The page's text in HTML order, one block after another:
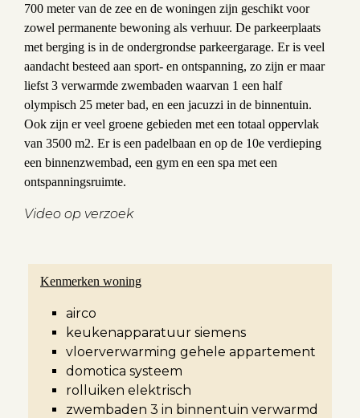
700 meter van de zee en de woningen zijn geschikt voor
zowel permanente bewoning als verhuur. De parkeerplaats
met berging is in de ondergrondse parkeergarage. Er is veel
aandacht besteed aan sport- en ontspanning, zo zijn er maar
liefst 3 verwarmde zwembaden waarvan 1 een half
olympisch 25 meter bad, en een jacuzzi in de binnentuin.
Ook zijn er veel groene gebieden met een totaal oppervlak
van 3500 m2. Er is een padelbaan en op de 10e verdieping
een binnenzwembad, een gym en een spa met een
ontspanningsruimte.
Video op verzoek
Kenmerken woning
airco
keukenapparatuur siemens
vloerverwarming gehele appartement
domotica systeem
rolluiken elektrisch
zwembaden 3 in binnentuin verwarmd